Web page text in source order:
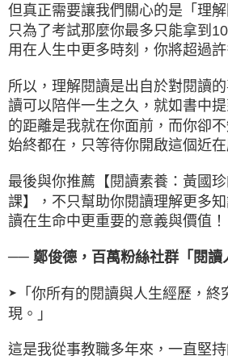
但真正需要讓我們關心的是「理
只為了考試那麼你最多只能拿到
用在人生中更多時刻，你將超過許
所以，理解閱讀是出自於對閱讀
讀可以陪伴一生之久，就如書中
的距離是我就在你面前，而你卻
始終都在，只等待你開啟這個近在
最後與你推薦【閱讀素養：黃國
課】，不只幫助你閱讀理解更多
讀在生命中更重要的意義與價值！
── 鄭俊德，百萬粉絲社群「閱讀
➤
「你所有的閱讀與人生經歷，
現。」
這是我從事教職多年來，一直堅